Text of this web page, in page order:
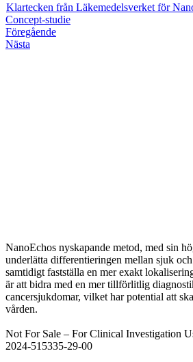
Klartecken från Läkemedelsverket för
Concept-studie
Föregående
Nästa
NanoEchos nyskapande metod, med sin
underlätta differentieringen mellan sjuk
samtidigt fastställa en mer exakt
är att bidra med en mer tillförlitlig
cancersjukdomar, vilket har potential att
vården.
Not For Sale – For Clinical Investigation
2024-515335-29-00